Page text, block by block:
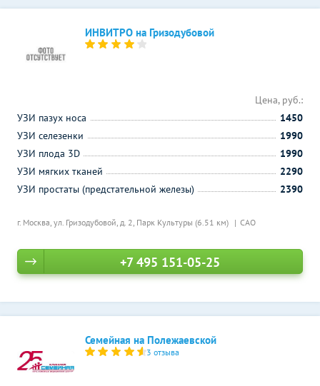
ИНВИТРО на Гризодубовой
г. Москва, ул. Гризодубовой, д. 2, Парк Культуры (6.51 км) САО
Цена, руб.:
УЗИ пазух носа
1450
УЗИ селезенки
1990
УЗИ плода 3D
1990
УЗИ мягких тканей
2290
УЗИ простаты (предстательной железы)
2390
+7 495 151-05-25
Семейная на Полежаевской
3 отзыва